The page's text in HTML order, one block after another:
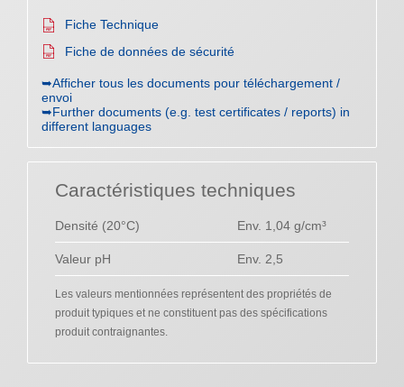
Fiche Technique
Fiche de données de sécurité
➥Afficher tous les documents pour téléchargement /
envoi
➥Further documents (e.g. test certificates / reports) in
different languages
Caractéristiques techniques
Densité (20°C) Env. 1,04 g/cm³
Valeur pH Env. 2,5
Les valeurs mentionnées représentent des propriétés de
produit typiques et ne constituent pas des spécifications
produit contraignantes.